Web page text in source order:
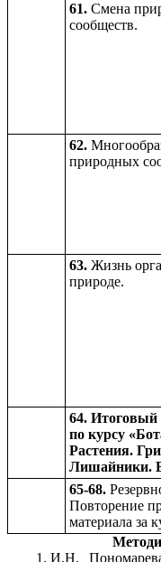
61. Смена
сообществ.
62.
природных
63. Жизнь
природе.
64. Итоговый
по курсу
Растения.
Лишайники.
65-68.
Повторение
материала за
И.Н.